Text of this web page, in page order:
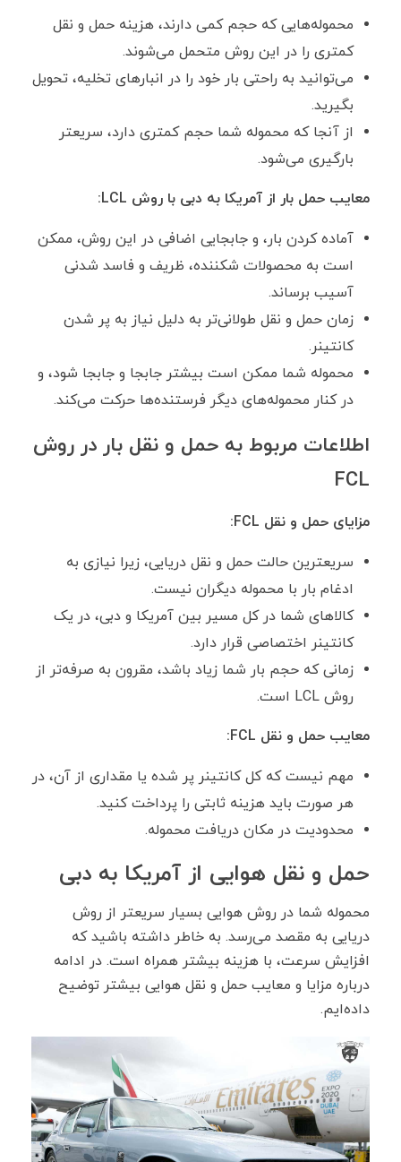
محموله‌هایی که حجم کمی دارند، هزینه حمل و نقل
کمتری را در این روش متحمل می‌شوند.
می‌توانید به راحتی بار خود را در انبار‌های تخلیه، تحویل
بگیرید.
از آنجا که محموله شما حجم کمتری دارد، سریعتر
بارگیری می‌شود.
معایب حمل بار از آمریکا به دبی با روش LCL
:
آماده کردن بار، و جابجایی اضافی در این روش، ممکن
است به محصولات شکننده، ظریف و فاسد شدنی
آسیب برساند.
زمان حمل و نقل طولانی‌تر به دلیل نیاز به پر شدن
کانتینر.
محموله شما ممکن است بیشتر جابجا و جابجا شود، و
در کنار محموله‌های دیگر فرستنده‌ها حرکت می‌کند.
اطلاعات مربوط به حمل و نقل بار در روش
FCL
مزایای حمل و نقل FCL
:
سریعترین حالت حمل و نقل دریایی، زیرا نیازی به
ادغام بار با محموله دیگران نیست.
کالا‌های شما در کل مسیر بین آمریکا و دبی، در یک
کانتینر اختصاصی قرار دارد.
زمانی که حجم بار شما زیاد باشد، مقرون به صرفه‌تر از
روش LCL است.
معایب حمل و نقل FCL
:
مهم نیست که کل کانتینر پر شده یا مقداری از آن، در
هر صورت باید هزینه ثابتی را پرداخت کنید.
محدودیت در مکان دریافت محموله.
حمل و نقل هوایی از آمریکا به دبی
محموله شما در روش هوایی بسیار سریعتر از روش
دریایی به مقصد می‌رسد. به خاطر داشته باشید که
افزایش سرعت، با هزینه‌ بیشتر همراه است. در ادامه
درباره مزایا و معایب حمل و نقل هوایی بیشتر توضیح
داده‌ایم.